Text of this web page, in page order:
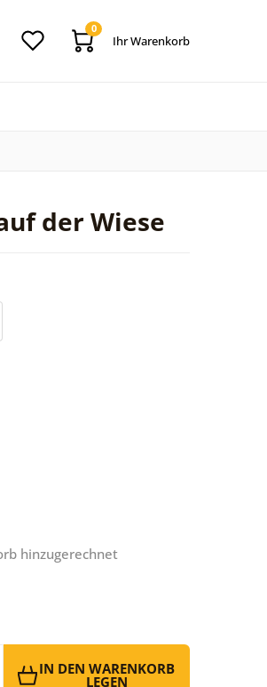
0
Ihr Warenkorb
der Wiese
hinzugerechnet
IN DEN WARENKORB
LEGEN